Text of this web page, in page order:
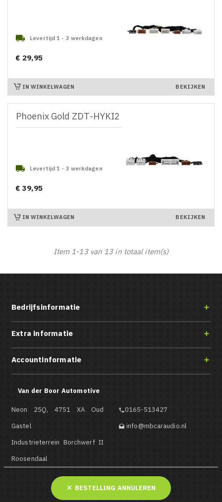
 Levertijd 1 - 3 werkdagen
Prijs
€ 29,95
IN WINKELWAGEN BEKIJKEN
Phoenix Gold ZDT-HYKI2
 Levertijd 1 - 3 werkdagen
Prijs
€ 39,95
IN WINKELWAGEN BEKIJKEN
Item 1-13 van 13 in totaal item(s)
Bedrijfsinformatie 
Extra informatie 
Accountinformatie 
Van der Boor Automotive
Neon 25Q, 4751 XA Oud
Gastel
Industrieterrein Borchwerf II
Roosendaal
0165-513427
 info@mbcaraudio.nl
BESTELLING ANNULEREN